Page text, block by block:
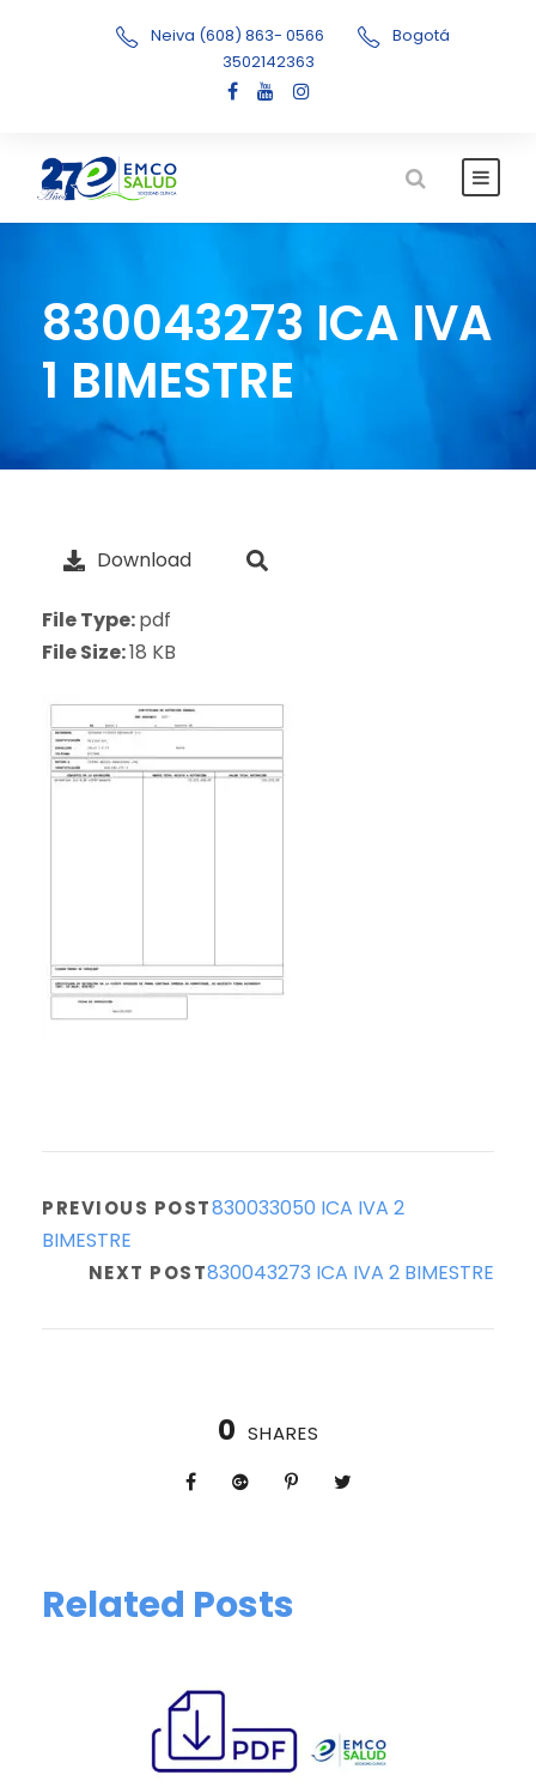
Neiva (608) 863- 0566
Bogotá
3502142363
830043273 ICA IVA
1 BIMESTRE
Download
File Type:pdf
File Size:18 KB
PREVIOUS POST830033050 ICA IVA 2
BIMESTRE
NEXT POST830043273 ICA IVA 2 BIMESTRE
0 SHARES
Related Posts